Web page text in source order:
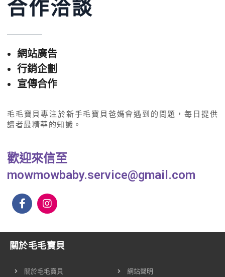
合作洽談
網站廣告
行銷企劃
宣傳合作
毛毛寶貝專注於新手毛寶貝爸媽會遇到的問題，每日提供
讀者最精華的知識。
歡迎來信至
mowmowbaby.service@gmail.com
關於毛毛寶貝
關於毛毛寶貝 網站聲明